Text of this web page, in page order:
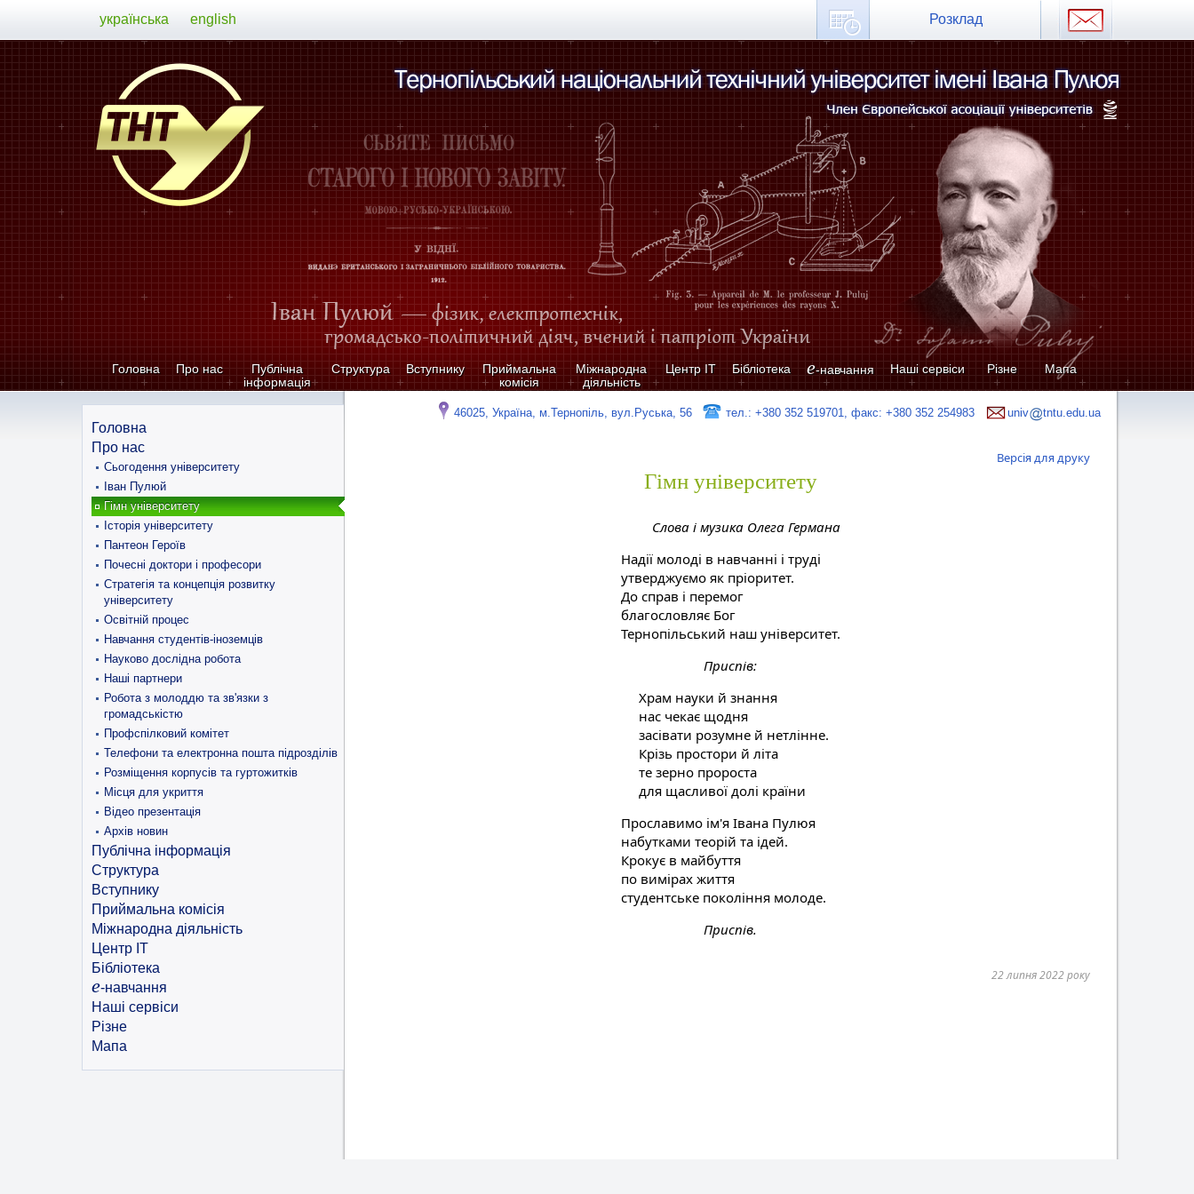
Розклад
українська english
Головна Про нас
Публічна
інформація
Структура Вступнику
Приймальна
комісія
Міжнародна
діяльність
Центр ІТ Бібліотека e-навчання Наші сервіси Різне Мапа
Головна
Про нас
Сьогодення університету
Іван Пулюй
Гімн університету
Історія університету
Пантеон Героїв
Почесні доктори і професори
Стратегія та концепція розвитку
університету
Освітній процес
Навчання студентів-іноземців
Науково дослідна робота
Наші партнери
Робота з молоддю та зв'язки з
громадськістю
Профспілковий комітет
Телефони та електронна пошта підрозділів
Розміщення корпусів та гуртожитків
Місця для укриття
Відео презентація
Архів новин
Публічна інформація
Структура
Вступнику
Приймальна комісія
Міжнародна діяльність
Центр ІТ
Бібліотека
e-навчання
Наші сервіси
Різне
Мапа
46025, Україна, м.Тернопіль, вул.Руська, 56 тел.: +380 352 519701, факс: +380 352 254983 univ tntu.edu.ua
Версія для друку
Гімн університету
Слова і музика Олега Германа
Надії молоді в навчанні і труді
утверджуємо як пріоритет.
До справ і перемог
благословляє Бог
Тернопільський наш університет.
Приспів:
Храм науки й знання
нас чекає щодня
засівати розумне й нетлінне.
Крізь простори й літа
те зерно пророста
для щасливої долі країни
Прославимо ім'я Івана Пулюя
набутками теорій та ідей.
Крокує в майбуття
по вимірах життя
студентське покоління молоде.
Приспів.
22 липня 2022 року